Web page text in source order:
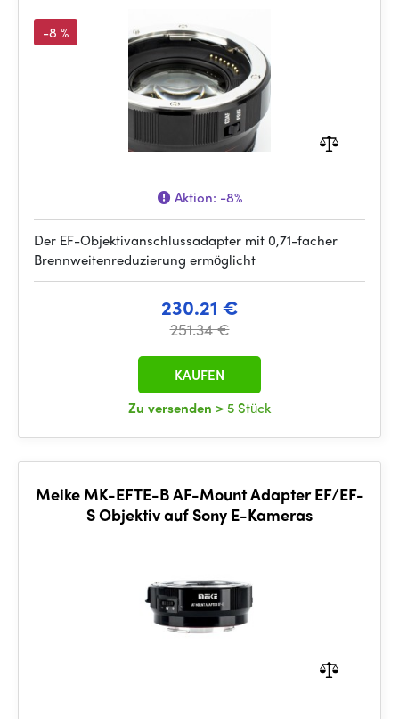
-8 %
Aktion: -8%
Der EF-Objektivanschlussadapter mit 0,71-facher
Brennweitenreduzierung ermöglicht
230.21 €
251.34 €
Zu versenden > 5 Stück
KAUFEN
Meike MK-EFTE-B AF-Mount Adapter EF/EF-
S Objektiv auf Sony E-Kameras